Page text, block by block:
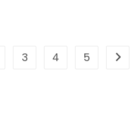
3 4 5